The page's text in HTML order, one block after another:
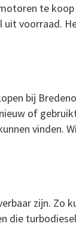
te
voorraad.
bij
of
vinden.
zijn. Zo
die